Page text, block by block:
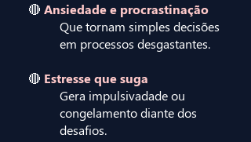
🔴 Ansiedade e procrastinação
Que tornam simples decisões
em processos desgastantes.
🔴 Estresse que suga
Gera impulsivadade ou
congelamento diante dos
desafios.